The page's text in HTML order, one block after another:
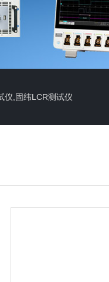
仪,固纬LCR测试仪